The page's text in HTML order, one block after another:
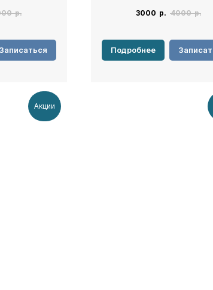
р.
Записаться
3000 р. 4000 р.
Подробнее
Акции